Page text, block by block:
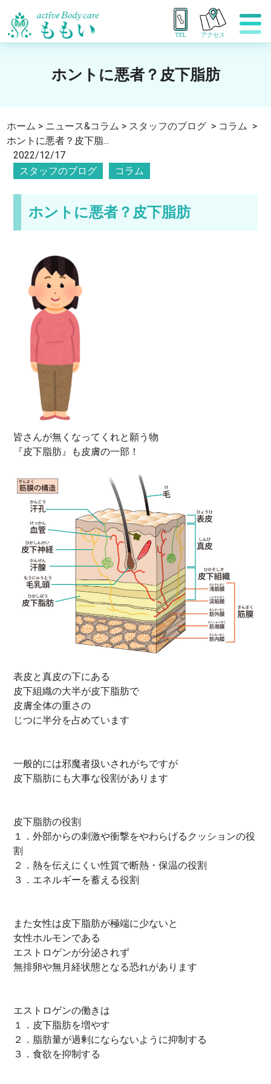
TEL アクセス
ホントに悪者？皮下脂肪
ホーム > ニュース&コラム > スタッフのブログ > コラム >
ホントに悪者？皮下脂...
2022/12/17
スタッフのブログ
コラム
ホントに悪者？皮下脂肪
皆さんが無くなってくれと願う物
『皮下脂肪』も皮膚の一部！
表皮と真皮の下にある
皮下組織の大半が皮下脂肪で
皮膚全体の重さの
じつに半分を占めています
一般的には邪魔者扱いされがちですが
皮下脂肪にも大事な役割があります
皮下脂肪の役割
１．外部からの刺激や衝撃をやわらげるクッションの役
割
２．熱を伝えにくい性質で断熱・保温の役割
３．エネルギーを蓄える役割
また女性は皮下脂肪が極端に少ないと
女性ホルモンである
エストロゲンが分泌されず
無排卵や無月経状態となる恐れがあります
エストロゲンの働きは
１．皮下脂肪を増やす
２．脂肪量が過剰にならないように抑制する
３．食欲を抑制する